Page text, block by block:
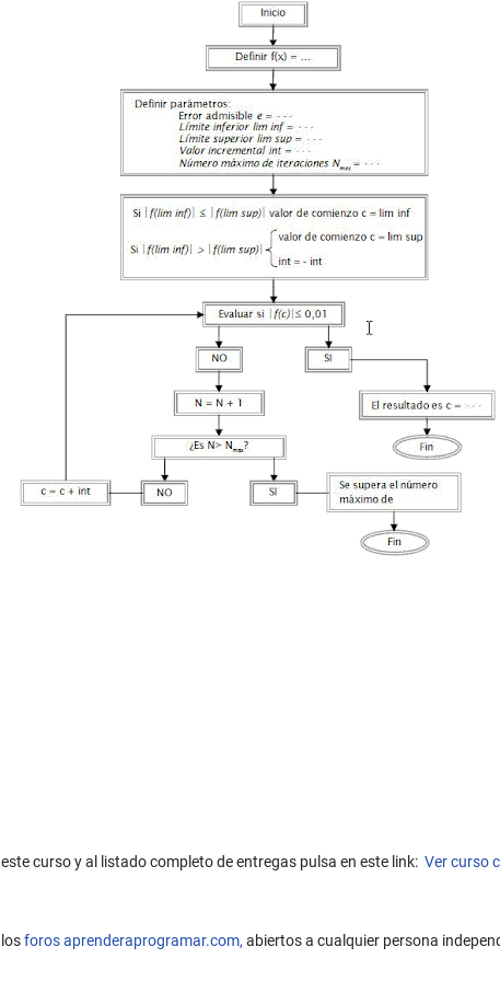
curso y al listado completo de entregas pulsa en este link: Ver curso
foros aprenderaprogramar.com, abiertos a cualquier persona